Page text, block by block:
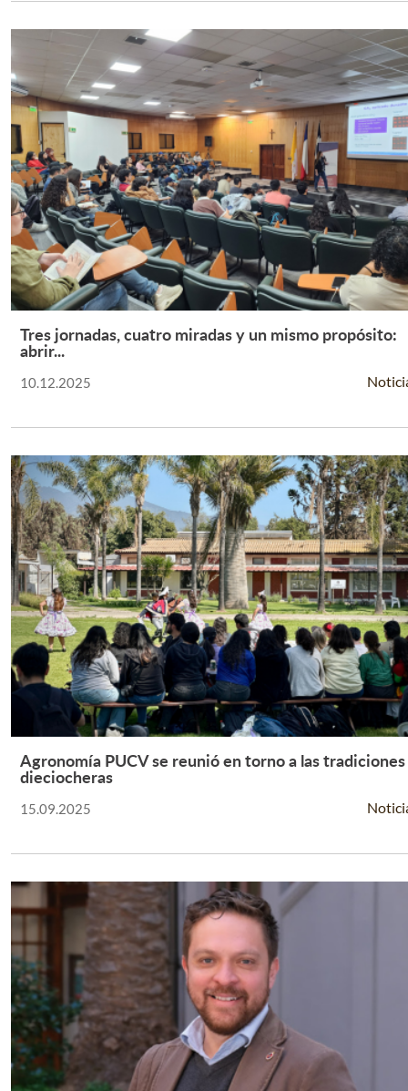
Leer Más +
Tres jornadas, cuatro miradas y un mismo propósito:
abrir...
10.12.2025
Leer Más +
Agronomía PUCV se reunió en torno a las tradiciones
dieciocheras
15.09.2025